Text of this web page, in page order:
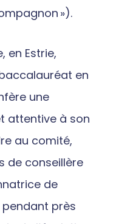
»).
en Estrie,
en
une
attentive à son
au comité,
de conseillère
de
près